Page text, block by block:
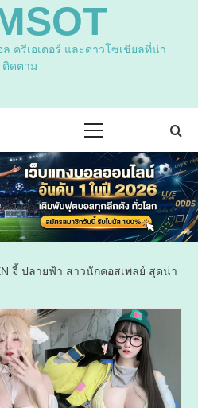
ครีเอเตอร์ และดาวโซเชียลที่น่า
ติดตาม
จี้ ปลายฟ้า สาวนักคอสเพลย์ สุดน่า